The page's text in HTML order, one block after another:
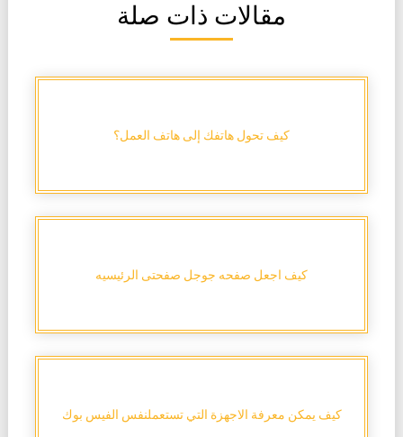
مقالات ذات صلة
كيف تحول هاتفك إلى هاتف العمل؟
كيف اجعل صفحه جوجل صفحتى الرئيسيه
كيف يمكن معرفة الاجهزة التي تستعملنفس الفيس بوك